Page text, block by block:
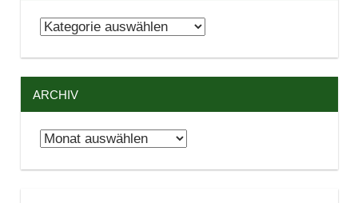
Kategorien
ARCHIV
Archiv